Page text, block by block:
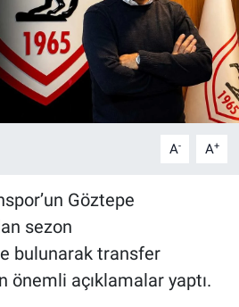
A- A+
Göztepe
sezon
bulunarak transfer
önemli açıklamalar yaptı.